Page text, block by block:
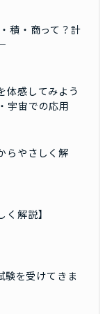
積・商って？計
体感してみよう
宇宙での応用
らやさしく解
解説】
験を受けてきま